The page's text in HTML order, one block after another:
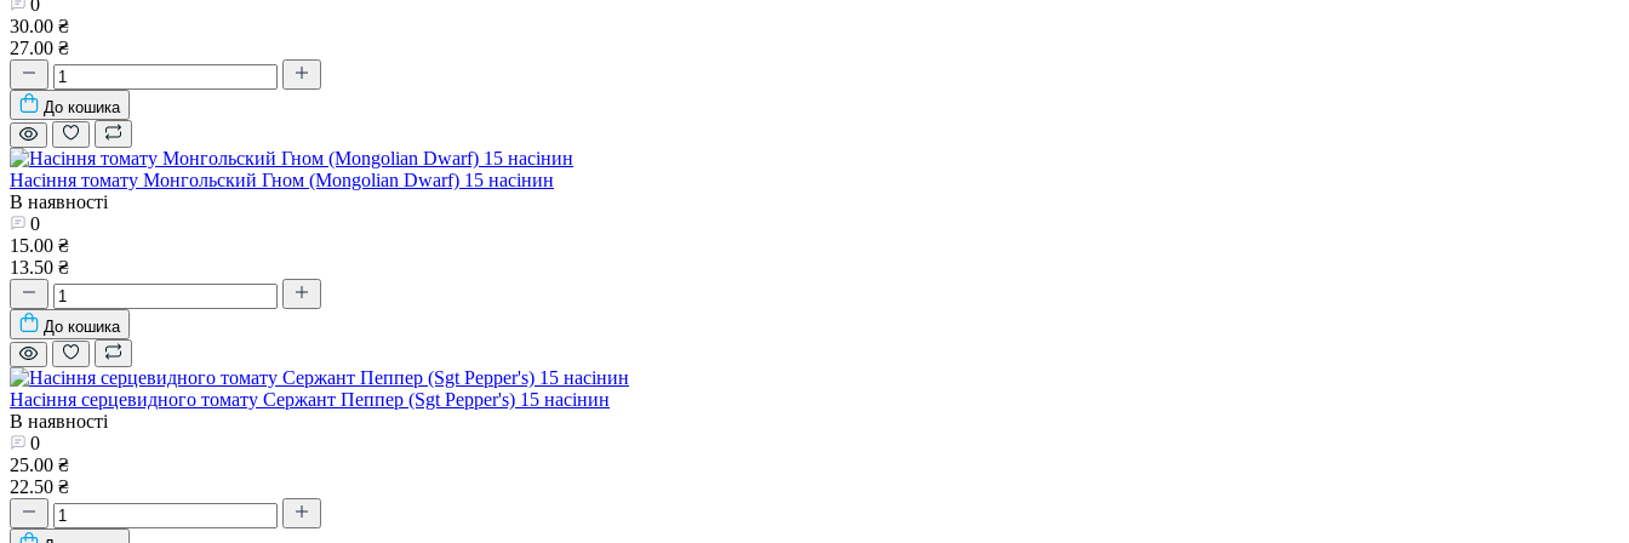
0
30.00 ₴
27.00 ₴
До кошика
Насіння томату Монгольский Гном (Mongolian Dwarf) 15 насінин
В наявності
0
15.00 ₴
13.50 ₴
До кошика
Насіння серцевидного томату Сержант Пеппер (Sgt Pepper's) 15 насінин
В наявності
0
25.00 ₴
22.50 ₴